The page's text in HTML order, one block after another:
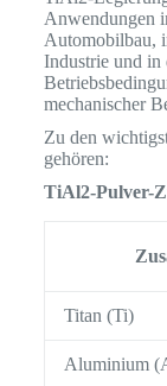
Anwendungen
Automobilbau,
Industrie und in
mechanischer
Zu den
gehören:
TiAl2-Pulver-
Titan (Ti)
Aluminium